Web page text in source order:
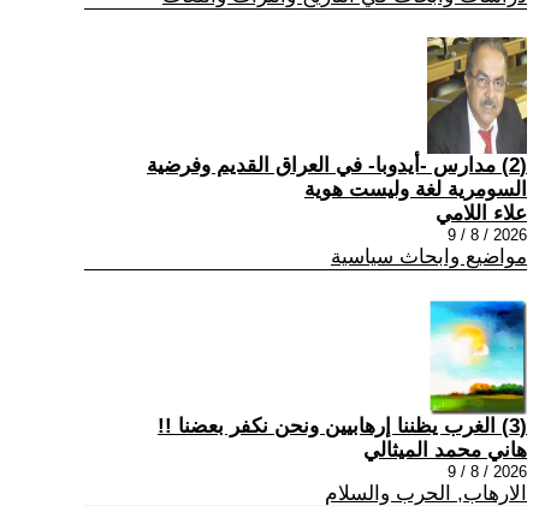
(2) مدارس -أيدوبا- في العراق القديم وفرضية
السومرية لغة وليست هوية
علاء اللامي
2026 / 8 / 9
مواضيع وابحاث سياسية
(3) الغرب يظننا إرهابيين ونحن نكفر بعضنا !!
هاني محمد الميثالي
2026 / 8 / 9
الارهاب, الحرب والسلام